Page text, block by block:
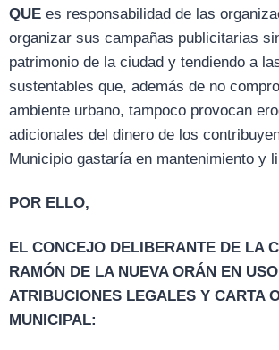
QUE es responsabilidad de las
organizar sus campañas publicitarias
patrimonio de la ciudad y tendiendo a
sustentables que, además de no
ambiente urbano, tampoco provocan
adicionales del dinero de los
Municipio gastaría en mantenimiento y
POR ELLO,
EL CONCEJO DELIBERANTE DE LA
RAMÓN DE LA NUEVA ORÁN EN
ATRIBUCIONES LEGALES Y CARTA
MUNICIPAL: